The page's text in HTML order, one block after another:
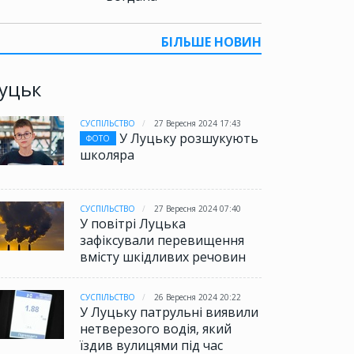
БІЛЬШЕ НОВИН
СУСПІЛЬСТВО
27 Вересня 2024 17:43
ФОТО
У Луцьку розшукують
школяра
СУСПІЛЬСТВО 27 Вересня 2024 07:40
У повітрі Луцька
зафіксували перевищення
вмісту шкідливих речовин
СУСПІЛЬСТВО 26 Вересня 2024 20:22
У Луцьку патрульні виявили
нетверезого водія, який
їздив вулицями під час